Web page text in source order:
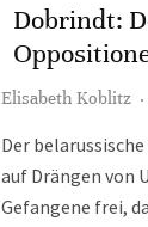
Dobrindt:
Elisabeth Koblitz ·
Der
auf Drängen von
Gefangene frei,